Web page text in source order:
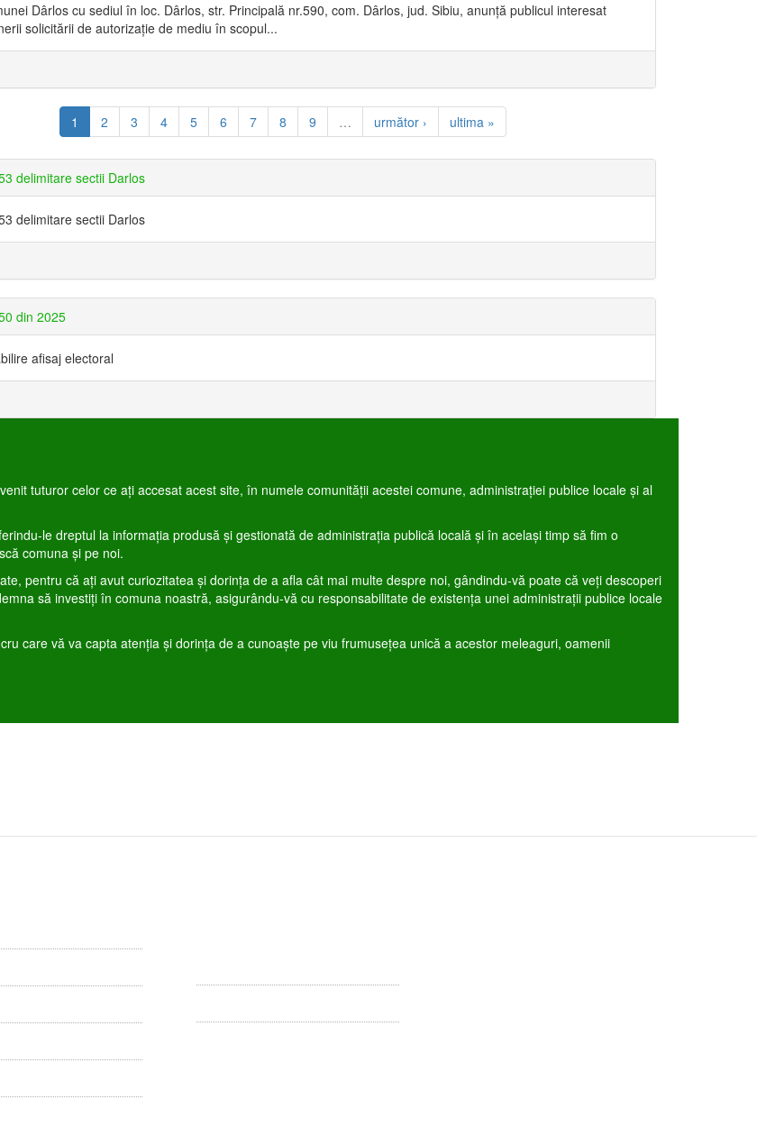
Dârlos cu sediul în loc. Dârlos, str. Principală nr.590, com. Dârlos, jud. Sibiu, anunță publicul interesat
solicitării de autorizație de mediu în scopul...
1 2 3 4 5 6 7 8 9 … următor › ultima »
delimitare sectii Darlos
delimitare sectii Darlos
din 2025
afisaj electoral
tuturor celor ce aţi accesat acest site, în numele comunităţii acestei comune, administraţiei publice locale şi al
le dreptul la informaţia produsă şi gestionată de administraţia publică locală şi în acelaşi timp să fim o
comuna şi pe noi.
pentru că aţi avut curiozitatea şi dorinţa de a afla cât mai multe despre noi, gândindu-vă poate că veţi descoperi
să investiţi în comuna noastră, asigurându-vă cu responsabilitate de existenţa unei administraţii publice locale
care vă va capta atenţia şi dorinţa de a cunoaşte pe viu frumuseţea unică a acestor meleaguri, oamenii